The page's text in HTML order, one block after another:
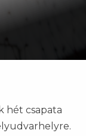
hét csapata